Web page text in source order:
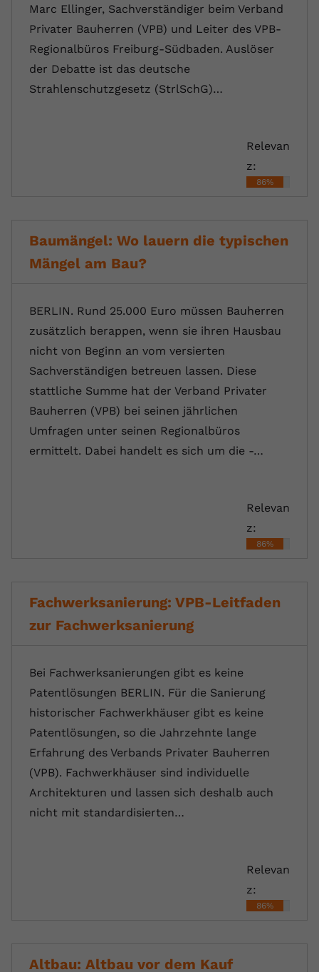
Marc Ellinger, Sachverständiger beim Verband
Privater Bauherren (VPB) und Leiter des VPB-
Regionalbüros Freiburg-Südbaden. Auslöser
der Debatte ist das deutsche
Strahlenschutzgesetz (StrlSchG)…
Relevan
z:
86%
Baumängel: Wo lauern die typischen
Mängel am Bau?
BERLIN. Rund 25.000 Euro müssen Bauherren
zusätzlich berappen, wenn sie ihren Hausbau
nicht von Beginn an vom versierten
Sachverständigen betreuen lassen. Diese
stattliche Summe hat der Verband Privater
Bauherren (VPB) bei seinen jährlichen
Umfragen unter seinen Regionalbüros
ermittelt. Dabei handelt es sich um die -…
Relevan
z:
86%
Fachwerksanierung: VPB-Leitfaden
zur Fachwerksanierung
Bei Fachwerksanierungen gibt es keine
Patentlösungen BERLIN. Für die Sanierung
historischer Fachwerkhäuser gibt es keine
Patentlösungen, so die Jahrzehnte lange
Erfahrung des Verbands Privater Bauherren
(VPB). Fachwerkhäuser sind individuelle
Architekturen und lassen sich deshalb auch
nicht mit standardisierten…
Relevan
z:
86%
Altbau: Altbau vor dem Kauf